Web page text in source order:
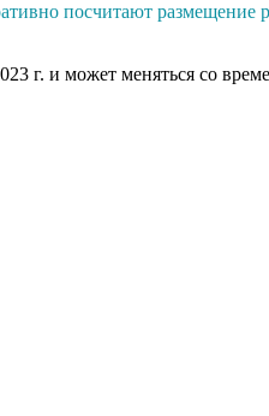
посчитают размещение
г. и может меняться со